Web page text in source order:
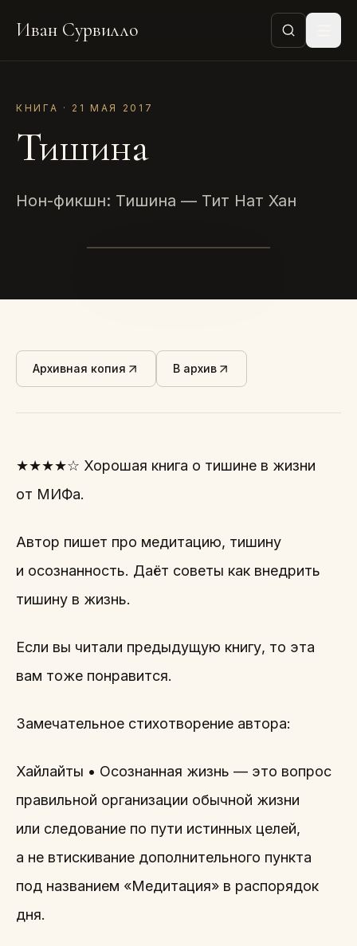
Иван Сурвилло
КНИГА · 21 МАЯ 2017
Тишина
Нон-фикшн: Тишина — Тит Нат Хан
Архивная копия В архив
★★★★☆ Хорошая книга о тишине в жизни
от МИФа.
Автор пишет про медитацию, тишину
и осознанность. Даёт советы как внедрить
тишину в жизнь.
Если вы читали предыдущую книгу, то эта
вам тоже понравится.
Замечательное стихотворение автора:
Хайлайты • Осознанная жизнь — это вопрос
правильной организации обычной жизни
или следование по пути истинных целей,
а не втискивание дополнительного пункта
под названием «Медитация» в распорядок
дня.